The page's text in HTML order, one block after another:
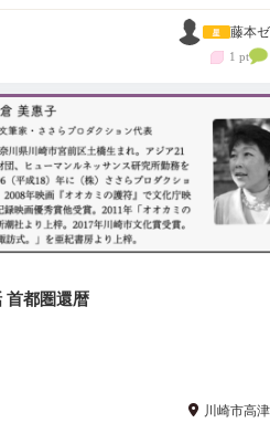
藤本ゼ
1 pt
首都圏還暦
川崎市高